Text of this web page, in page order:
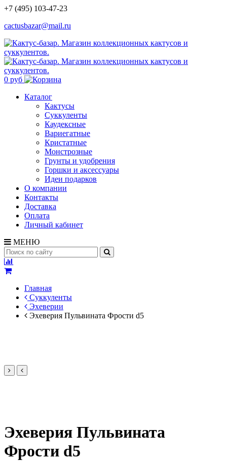
+7 (495) 103-47-23
cactusbazar@mail.ru
0 руб
Каталог
Кактусы
Суккуленты
Каудексные
Вариегатные
Кристатные
Монстрозные
Грунты и удобрения
Горшки и аксессуары
Идеи подарков
О компании
Контакты
Доставка
Оплата
Личный кабинет
МЕНЮ
Главная
Суккуленты
Эхеверии
Эхеверия Пульвината Фрости d5
Эхеверия Пульвината
Фрости d5